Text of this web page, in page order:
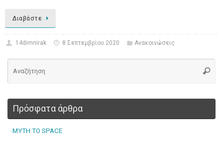
Διαβάστε
14dimnirak 8 Σεπτεμβρίου 2020 Ανακοινώσεις
Πρόσφατα άρθρα
MYTH TO SPACE